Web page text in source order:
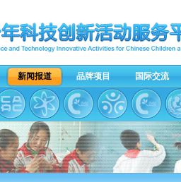
新闻报道 品牌项目 国际交流